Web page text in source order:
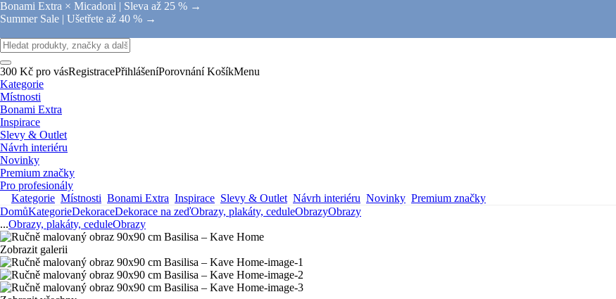
Bonami Extra × Micadoni | Sleva až 25 % →
Summer Sale | Ušetřete až 40 % →
300 Kč pro vásRegistracePřihlášeníPorovnání KošíkMenu
Kategorie
Místnosti
Bonami Extra
Inspirace
Slevy & Outlet
Návrh interiéru
Novinky
Premium značky
Pro profesionály
Kategorie Místnosti Bonami Extra Inspirace Slevy & Outlet Návrh interiéru Novinky Premium značky
DomůKategorieDekoraceDekorace na zeďObrazy, plakáty, ceduleObrazyObrazy
...Obrazy, plakáty, ceduleObrazy
Zobrazit galerii